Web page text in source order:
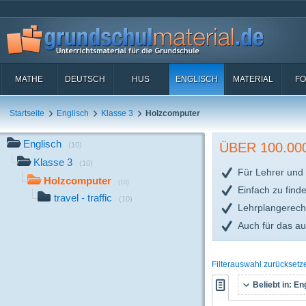
MATHE DEUTSCH HUS ENGLISCH MATERIAL
Startseite Englisch Klasse 3 Holzcomputer
Englisch (10)
Klasse 3 (10)
Holzcomputer (10)
travel - traffic (10)
ÜBER
Für Lehrer und
Einfach zu
Auch für das
Filterauswahl
Beliebt in: